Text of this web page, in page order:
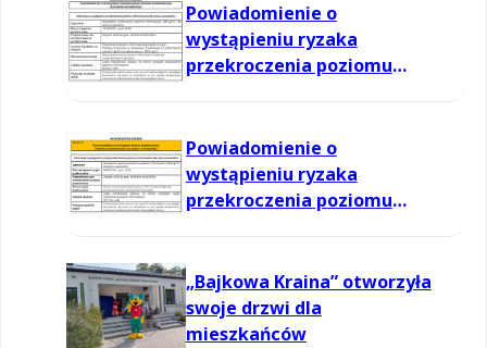
Powiadomienie o
wystąpieniu ryzaka
przekroczenia poziomu
Powiadomienie o
wystąpieniu ryzaka
przekroczenia poziomu
„Bajkowa Kraina” otworzyła
swoje drzwi dla
mieszkańców